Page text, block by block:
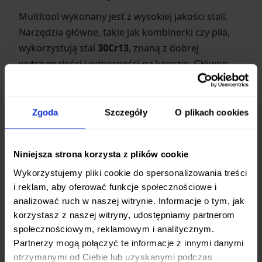
Zgoda Szczegóły O plikach cookies
Niniejsza strona korzysta z plików cookie
Wykorzystujemy pliki cookie do spersonalizowania treści
i reklam, aby oferować funkcje społecznościowe i
analizować ruch w naszej witrynie. Informacje o tym, jak
korzystasz z naszej witryny, udostępniamy partnerom
społecznościowym, reklamowym i analitycznym.
Partnerzy mogą połączyć te informacje z innymi danymi
otrzymanymi od Ciebie lub uzyskanymi podczas
Multitool wykonany jest z wysokiej jakości stali.
Narzędzia główne, takie jak kombinerki czy piła,
wykorzystują stal 30Cr13, znaną z dobrej
wytrzymałości i odporności na korozję. Główne
50Cr15 MoV, która
16 Niezbędnych Narzędzi w Jednym
Ten multitool to prawdziwy mobilny warsztat. W
jego kompaktowej obudowie znajdziesz:
Kombinerki: płaskie i uniwersalne, idealne do
chwytania, zginania i manipulowania różnymi
elementami.
Przecinaki do drutu: wymienne ostrza do
kabli i twardego drutu oraz dedykowany